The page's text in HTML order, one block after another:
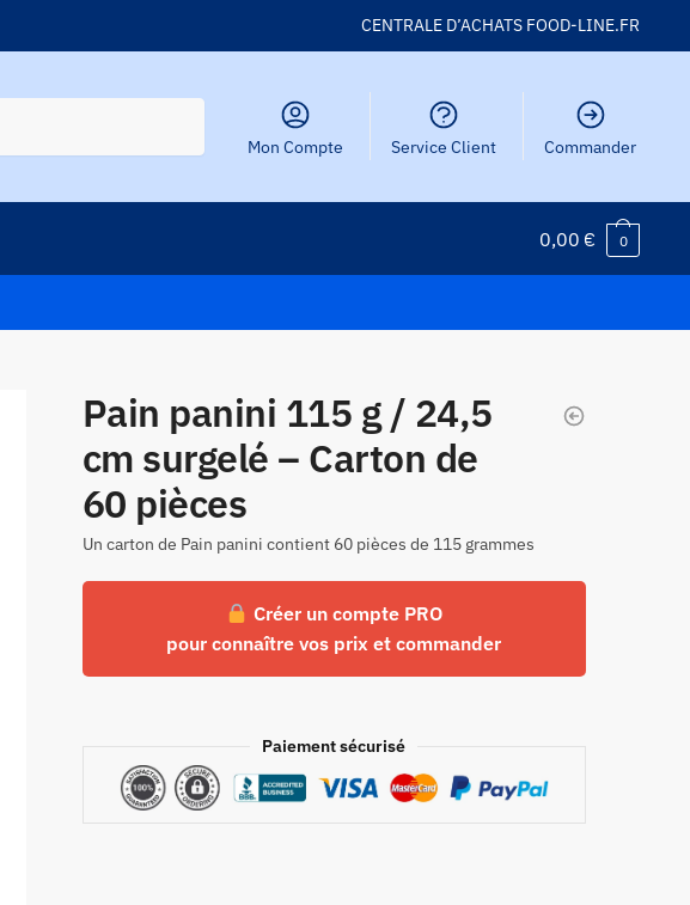
CENTRALE D’ACHATS FOOD-LINE.FR
Mon Compte Service Client Commander
0,00 € 0
Pain panini 115 g / 24,5
cm surgelé – Carton de
60 pièces
Un carton de Pain panini contient 60 pièces de 115 grammes
Créer un compte PRO
pour connaître vos prix et commander
Paiement sécurisé